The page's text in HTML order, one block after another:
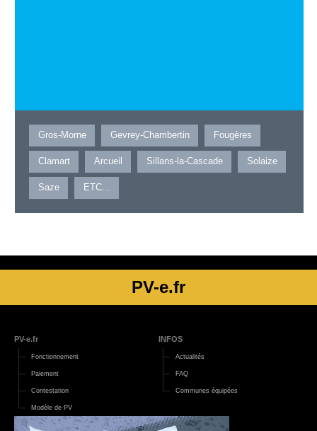
Gros-Morne Gevrey-Chambertin Fougères
Clamart Arcueil Sillans-la-Cascade Solaize
Saze ETC...
PV-e.fr
PV-e.fr
Fonctionnement
Paiement
Contestation
Modèle de PV
INFOS
Actualités
FAQ
Communes équipées